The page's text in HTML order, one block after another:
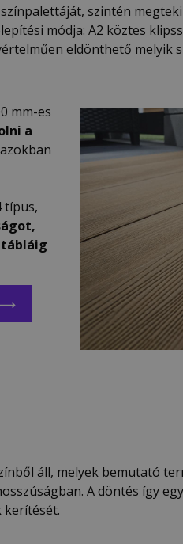
szintén
módja: A2 köztes
eldönthető melyik
mm-es
a
típus,
áll, melyek bemutató
A döntés így
kerítését.